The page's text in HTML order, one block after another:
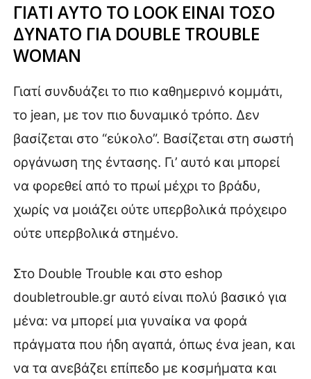
ΓΙΑΤΙ ΑΥΤΟ ΤΟ LOOK ΕΙΝΑΙ ΤΟΣΟ
ΔΥΝΑΤΟ ΓΙΑ DOUBLE TROUBLE
WOMAN
Γιατί συνδυάζει το πιο καθημερινό κομμάτι,
το jean, με τον πιο δυναμικό τρόπο. Δεν
βασίζεται στο “εύκολο”. Βασίζεται στη σωστή
οργάνωση της έντασης. Γι’ αυτό και μπορεί
να φορεθεί από το πρωί μέχρι το βράδυ,
χωρίς να μοιάζει ούτε υπερβολικά πρόχειρο
ούτε υπερβολικά στημένο.
Στο Double Trouble και στο eshop
doubletrouble.gr αυτό είναι πολύ βασικό για
μένα: να μπορεί μια γυναίκα να φορά
πράγματα που ήδη αγαπά, όπως ένα jean, και
να τα ανεβάζει επίπεδο με κοσμήματα και